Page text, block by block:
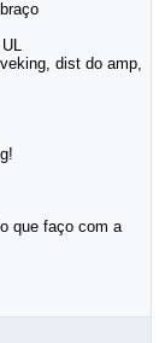
dist do amp,
que faço com a